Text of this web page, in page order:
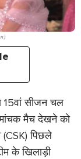
15वां सीजन चल
मैच देखने को
पिछले
के खिलाड़ी